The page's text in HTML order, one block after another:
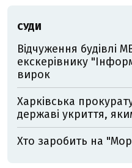
СУДИ
Відчуження будівлі
екскерівнику
вирок
Харківська
державі укриття,
Хто заробить на